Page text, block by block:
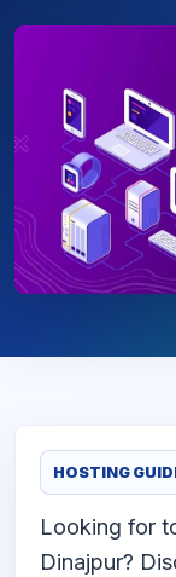
HOSTING
Looking for
Dinajpur?